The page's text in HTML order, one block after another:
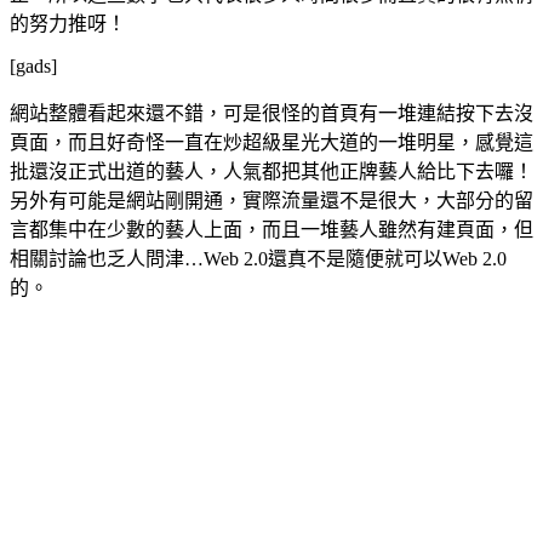
的努力推呀！
[gads]
網站整體看起來還不錯，可是很怪的首頁有一堆連結按下去沒
頁面，而且好奇怪一直在炒超級星光大道的一堆明星，感覺這
批還沒正式出道的藝人，人氣都把其他正牌藝人給比下去囉！
另外有可能是網站剛開通，實際流量還不是很大，大部分的留
言都集中在少數的藝人上面，而且一堆藝人雖然有建頁面，但
相關討論也乏人問津…Web 2.0還真不是隨便就可以Web 2.0
的。